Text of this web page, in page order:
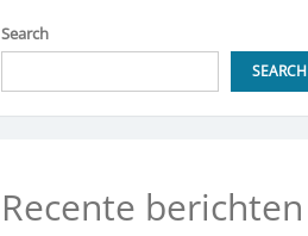
Search
SEARCH
Recente berichten